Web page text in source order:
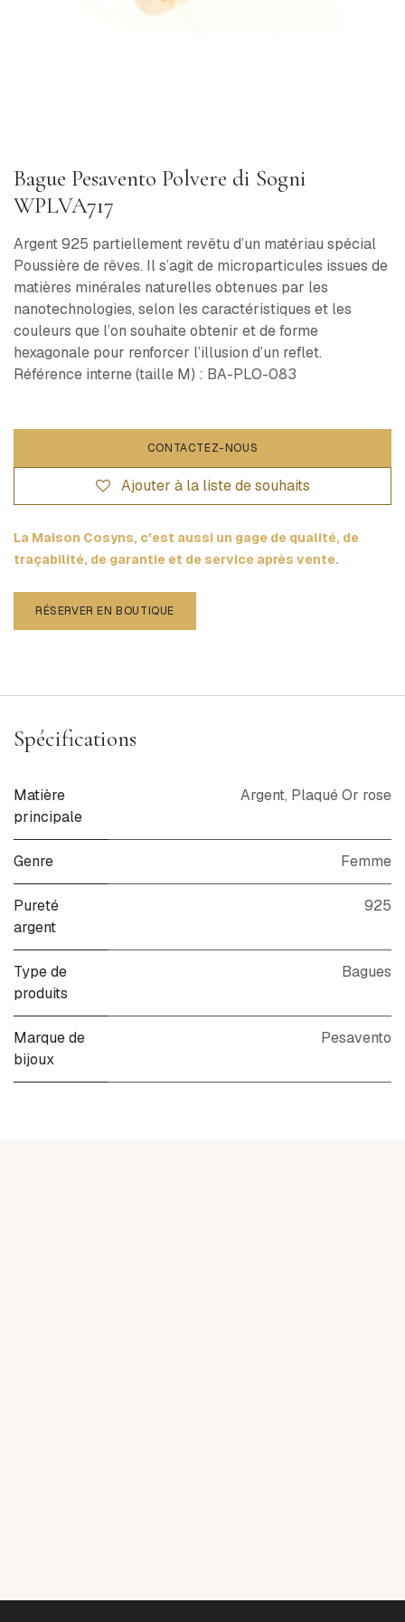
Bague Pesavento Polvere di Sogni
WPLVA717
Argent 925 partiellement revêtu d’un matériau spécial
Poussière de rêves. Il s’agit de microparticules issues de
matières minérales naturelles obtenues par les
nanotechnologies, selon les caractéristiques et les
couleurs que l’on souhaite obtenir et de forme
hexagonale pour renforcer l’illusion d’un reflet.
Référence interne (taille M) : BA-PLO-083
CONTACTEZ-NOUS
Ajouter à la liste de souhaits
La Maison Cosyns, c'est aussi un gage de qualité, de
traçabilité, de garantie et de service après vente.
RÉSERVER EN BOUTIQUE
Spécifications
Matière
principale
Argent, Plaqué Or rose
Genre Femme
Pureté
argent
925
Type de
produits
Bagues
Marque de
bijoux
Pesavento